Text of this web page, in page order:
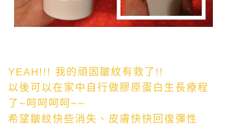
YEAH!!! 我的頑固皺紋有救了!!
以後可以在家中自行做膠原蛋白生長療程
了~呵呵呵呵~~
希望皺紋快些消失、皮膚快快回復彈性